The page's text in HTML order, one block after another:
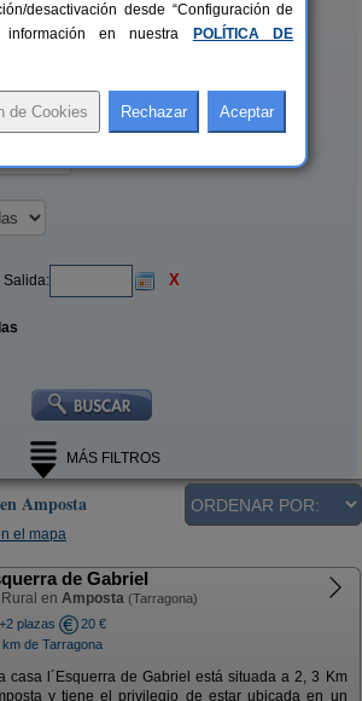
Salida: X
MÁS FILTROS
Amposta
el mapa
de Gabriel
en Amposta (Tarragona)
plazas
20 €
km de Tarragona
casa l´Esquerra de Gabriel está situada a 2, 3 Km
y tiene el privilegio de estar ubicada en un
desactivación desde “Configuración de
información en nuestra
POLÍTICA DE